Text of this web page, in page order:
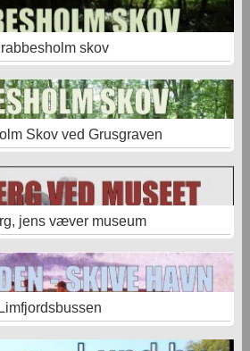
skov
Skov ved Grusgraven
jens væver museum
Limfjordsbussen